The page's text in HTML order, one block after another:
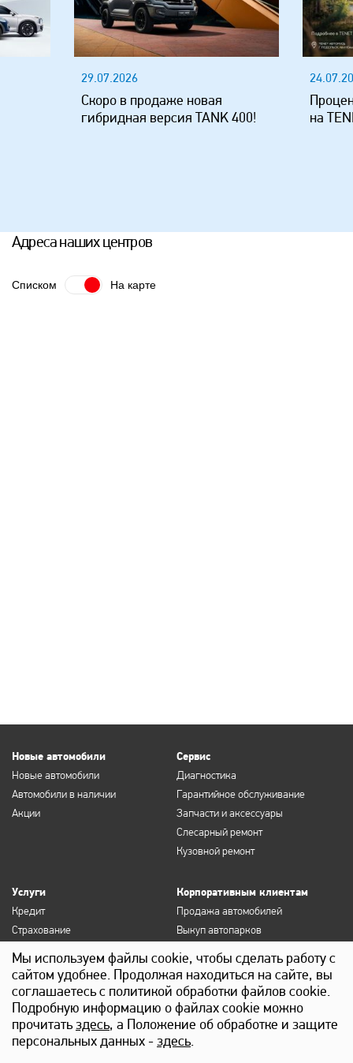
24.07.2026
Процентная ставка стала ниже
на TENET T4L
Уже у
Адреса наших центров
Списком На карте
Новые автомобили
Новые автомобили
Автомобили в наличии
Акции
Сервис
Диагностика
Гарантийное обслуживание
Запчасти и аксессуары
Слесарный ремонт
Кузовной ремонт
Услуги
Кредит
Страхование
Продление полисов ОСАГО и
КАСКО
Выкуп
Детейлинг
Корпоративным клиентам
Продажа автомобилей
Выкуп автопарков
Сервисное обслуживание
Лизинг
Мы используем файлы cookie, чтобы сделать работу с
сайтом удобнее. Продолжая находиться на сайте, вы
соглашаетесь с политикой обработки файлов cookie.
Подробную информацию о файлах cookie можно
прочитатьздесь, а Положение об обработке и защите
персональных данных - здесь.